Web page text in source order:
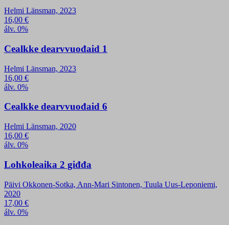
Helmi Länsman, 2023
16,00 €
álv. 0%
Cealkke dearvvuođaid 1
Helmi Länsman, 2023
16,00 €
álv. 0%
Cealkke dearvvuođaid 6
Helmi Länsman, 2020
16,00 €
álv. 0%
Lohkoleaika 2 giđđa
Päivi Okkonen-Sotka, Ann-Mari Sintonen, Tuula Uus-Leponiemi,
2020
17,00 €
álv. 0%